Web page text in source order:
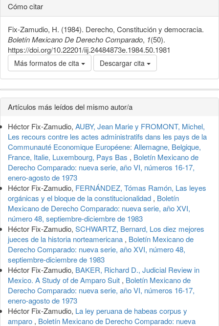
Cómo citar
Fix-Zamudio, H. (1984). Derecho, Constitución y democracia.
Boletín Mexicano De Derecho Comparado, 1(50).
https://doi.org/10.22201/iij.24484873e.1984.50.1981
Más formatos de cita Descargar cita
Detalles
del
artículo
Artículos más leídos del mismo autor/a
Héctor Fix-Zamudio, AUBY, Jean Marie y FROMONT, Michel,
Les recours contre les actes administratifs dans les pays de la
Communauté Economique Européene: Allemagne, Belgique,
France, Italie, Luxembourg, Pays Bas , Boletín Mexicano de
Derecho Comparado: nueva serie, año VI, números 16-17,
enero-agosto de 1973
Héctor Fix-Zamudio, FERNÁNDEZ, Tómas Ramón, Las leyes
orgánicas y el bloque de la constitucionalidad , Boletín
Mexicano de Derecho Comparado: nueva serie, año XVI,
número 48, septiembre-diciembre de 1983
Héctor Fix-Zamudio, SCHWARTZ, Bernard, Los diez mejores
jueces de la historia norteamericana , Boletín Mexicano de
Derecho Comparado: nueva serie, año XVI, número 48,
septiembre-diciembre de 1983
Héctor Fix-Zamudio, BAKER, Richard D., Judicial Review in
Mexico. A Study of de Amparo Suit , Boletín Mexicano de
Derecho Comparado: nueva serie, año VI, números 16-17,
enero-agosto de 1973
Héctor Fix-Zamudio, La ley peruana de habeas corpus y
amparo , Boletín Mexicano de Derecho Comparado: nueva